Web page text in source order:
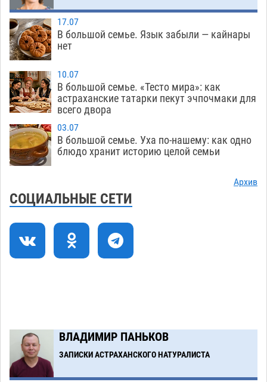
09:00
Лидеры чеченской диаспоры в Астрахани
осудили выходку молодого лихача с улицы
Никольской
18:00
Завтра астраханцы проведут день в режиме
экстремальной температурной нагрузки
17:09
Астраханский котлован с мусором угрожает
плодородию Харабалинского района
579
16:24
Игорь Редькин проинспектировал
земельного массива для льготников
14:44
Астраханские кутилы сменили барные стойки
на полицейские дежурки
17.07
В большой семье. Язык забыли — кайнары
нет
10.07
В большой семье. «Тесто мира»: как
астраханские татарки пекут эчпочмаки для
всего двора
03.07
В большой семье. Уха по-нашему: как одно
блюдо хранит историю целой семьи
Архив
СОЦИАЛЬНЫЕ СЕТИ
ВЛАДИМИР ПАНЬКОВ
ЗАПИСКИ АСТРАХАНСКОГО НАТУРАЛИСТА